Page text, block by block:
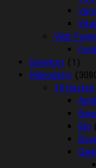
Vildt Fugle
Gavekort (1)
Rideudstyr
Til Hesten
Bid